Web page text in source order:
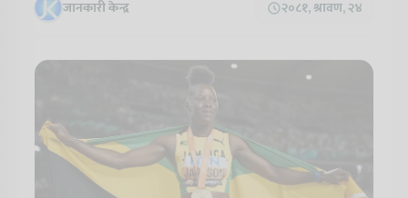
जानकारी केन्द्र २०८१, श्रावण, २४